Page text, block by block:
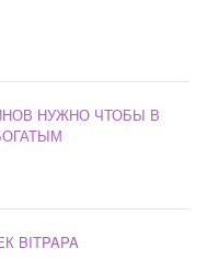
НУЖНО ЧТОБЫ В
BITPAPA